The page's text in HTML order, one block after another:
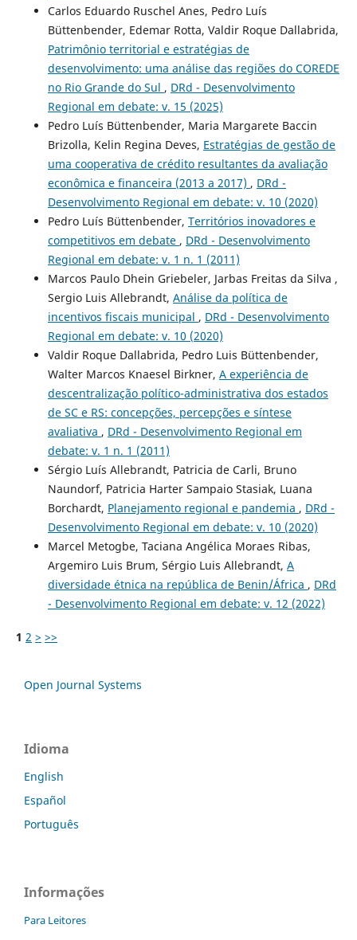
Carlos Eduardo Ruschel Anes, Pedro Luís
Büttenbender, Edemar Rotta, Valdir Roque Dallabrida,
Patrimônio territorial e estratégias de
desenvolvimento: uma análise das regiões do COREDE
no Rio Grande do Sul , DRd - Desenvolvimento
Regional em debate: v. 15 (2025)
Pedro Luís Büttenbender, Maria Margarete Baccin
Brizolla, Kelin Regina Deves, Estratégias de gestão de
uma cooperativa de crédito resultantes da avaliação
econômica e financeira (2013 a 2017) , DRd -
Desenvolvimento Regional em debate: v. 10 (2020)
Pedro Luís Büttenbender, Territórios inovadores e
competitivos em debate , DRd - Desenvolvimento
Regional em debate: v. 1 n. 1 (2011)
Marcos Paulo Dhein Griebeler, Jarbas Freitas da Silva ,
Sergio Luis Allebrandt, Análise da política de
incentivos fiscais municipal , DRd - Desenvolvimento
Regional em debate: v. 10 (2020)
Valdir Roque Dallabrida, Pedro Luis Büttenbender,
Walter Marcos Knaesel Birkner, A experiência de
descentralização político-administrativa dos estados
de SC e RS: concepções, percepções e síntese
avaliativa , DRd - Desenvolvimento Regional em
debate: v. 1 n. 1 (2011)
Sérgio Luís Allebrandt, Patricia de Carli, Bruno
Naundorf, Patricia Harter Sampaio Stasiak, Luana
Borchardt, Planejamento regional e pandemia , DRd -
Desenvolvimento Regional em debate: v. 10 (2020)
Marcel Metogbe, Taciana Angélica Moraes Ribas,
Argemiro Luis Brum, Sérgio Luis Allebrandt, A
diversidade étnica na república de Benin/África , DRd
- Desenvolvimento Regional em debate: v. 12 (2022)
1 2 > >>
Open Journal Systems
Idioma
English
Español
Português
Informações
Para Leitores